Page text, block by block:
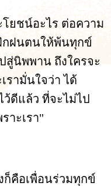
ยชน์อะไร ต่อความ
กฝนตนให้พ้นทุกข์
สู่นิพพาน ถึงใครจะ
รามั่นใจว่า ได้
ดีแล้ว ที่จะไม่ไป
าะเรา"
คือเพื่อนร่วมทุกข์